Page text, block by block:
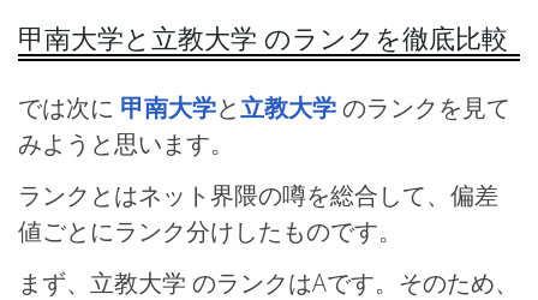
甲南大学と立教大学 のランクを徹底比較
では次に 甲南大学と立教大学のランクを見て
みようと思います。
ランクとはネット界隈の噂を総合して、偏差
値ごとにランク分けしたものです。
まず、立教大学 のランクはAです。そのため、